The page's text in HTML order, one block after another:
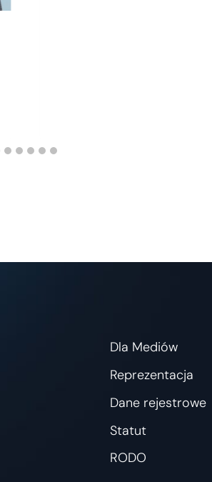
Dla Mediów
Reprezentacja
Dane rejestrowe
Statut
RODO